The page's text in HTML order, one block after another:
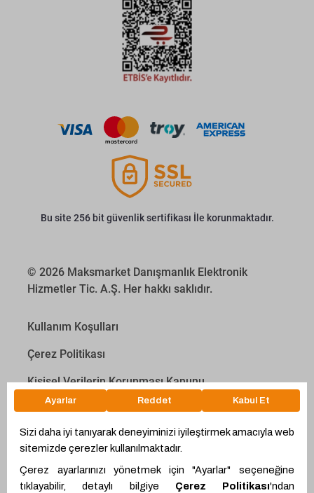
WhatsApp
Teklif Hattı
Bu site 256 bit güvenlik sertifikası İle korunmaktadır.
© 2026 Maksmarket Danışmanlık Elektronik
Hizmetler Tic. A.Ş. Her hakkı saklıdır.
Kullanım Koşulları
Çerez Politikası
Kişisel Verilerin Korunması Kanunu
İletişim Aydınlatma Metni
Proyakıt
Ödeme Hesaplama Aracı